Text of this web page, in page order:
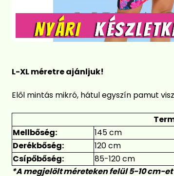
L-XL méretre ajánljuk!
Elől mintás mikró, hátul egyszín pamut
Mellbőség:
145 cm
Derékbőség:
120 cm
Csípőbőség:
85-120 cm
*A megjelölt méreteken felül 5-10 cm-